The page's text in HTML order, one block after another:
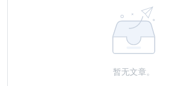
暂无文章。